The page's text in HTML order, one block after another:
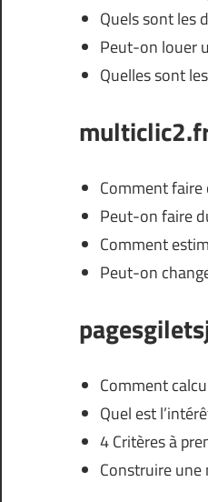
Quels sont les
Peut-on louer
Quelles sont
Comment
Peut-on faire
Comment
Peut-on
Comment
Quel est
4 Critères à
Construire une